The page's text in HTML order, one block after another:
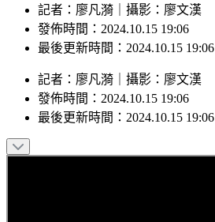
記者：廖凡漪｜攝影：廖文漢
發佈時間：2024.10.15 19:06
最後更新時間：2024.10.15 19:06
記者 ： 廖凡漪 攝影 ： 廖文漢
發佈時間： 2024.10.15 19:06
最後更新時間： 2024.10.15 19:06